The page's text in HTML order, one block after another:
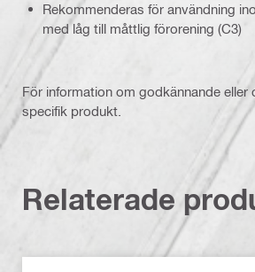
Rekommenderas för användning
med låg till måttlig förorening (C3)
För information om godkännande eller
specifik produkt.
Relaterade